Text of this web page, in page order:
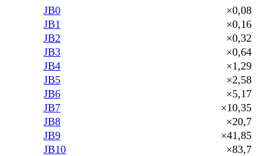
JB0
×0,08
JB1
×0,16
JB2
×0,32
JB3
×0,64
JB4
×1,29
JB5
×2,58
JB6
×5,17
JB7
×10,35
JB8
×20,7
JB9
×41,85
JB10
×83,7